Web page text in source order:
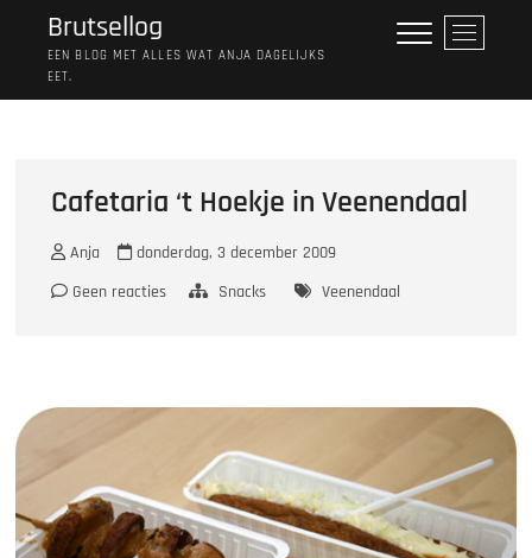
Brutsellog
EEN BLOG MET ALLES WAT ANJA DAGELIJKS
EET.
M
e
p
Cafetaria ‘t Hoekje in Veenendaal
Anja
donderdag, 3 december 2009
Geen reacties
Snacks Veenendaal